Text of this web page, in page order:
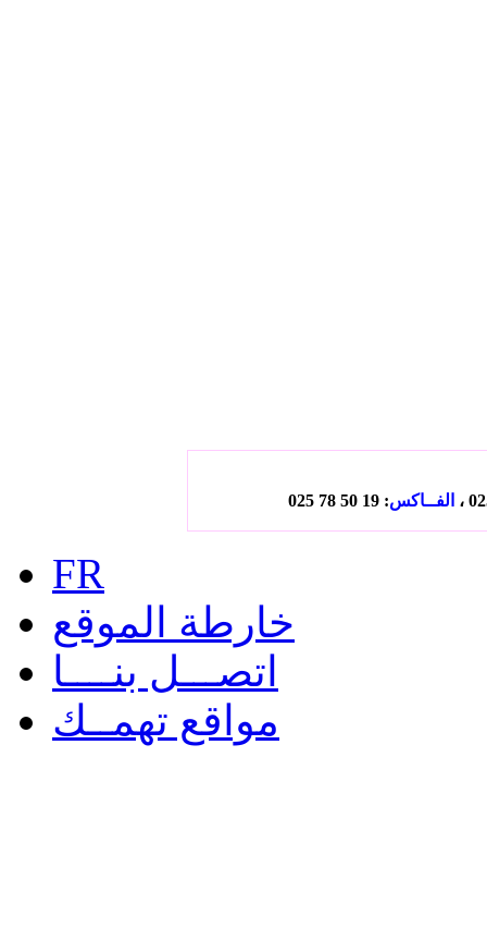
الفــاكس: 19 50 78 025
FR
خارطة الموقع
اتصـــل بنــــا
مواقع تهمــك